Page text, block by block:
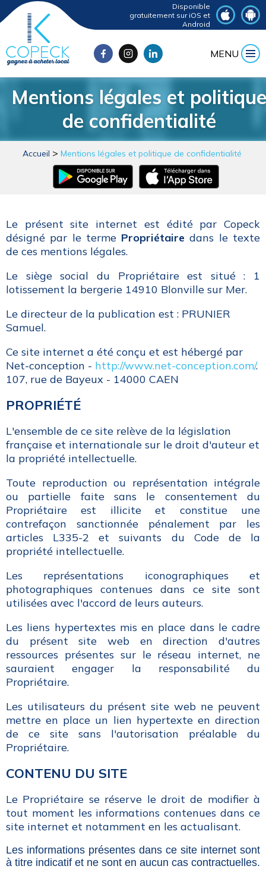
Disponible
gratuitement sur iOS et
Android
MENU
Mentions légales et politique
de confidentialité
Accueil Mentions légales et politique de confidentialité
Le présent site internet est édité par Copeck
désigné par le terme Propriétaire dans le texte
de ces mentions légales.
Le siège social du Propriétaire est situé : 1
lotissement la bergerie 14910 Blonville sur Mer.
Le directeur de la publication est : PRUNIER
Samuel.
Ce site internet a été conçu et est hébergé par
Net-conception - http://www.net-conception.com/.
107, rue de Bayeux - 14000 CAEN
PROPRIÉTÉ
L'ensemble de ce site relève de la législation
française et internationale sur le droit d'auteur et
la propriété intellectuelle.
Toute reproduction ou représentation intégrale
ou partielle faite sans le consentement du
Propriétaire est illicite et constitue une
contrefaçon sanctionnée pénalement par les
articles L335-2 et suivants du Code de la
propriété intellectuelle.
Les représentations iconographiques et
photographiques contenues dans ce site sont
utilisées avec l'accord de leurs auteurs.
Les liens hypertextes mis en place dans le cadre
du présent site web en direction d'autres
ressources présentes sur le réseau internet, ne
sauraient engager la responsabilité du
Propriétaire.
Les utilisateurs du présent site web ne peuvent
mettre en place un lien hypertexte en direction
de ce site sans l'autorisation préalable du
Propriétaire.
CONTENU DU SITE
Le Propriétaire se réserve le droit de modifier à
tout moment les informations contenues dans ce
site internet et notamment en les actualisant.
Les informations présentes dans ce site internet sont
à titre indicatif et ne sont en aucun cas contractuelles.